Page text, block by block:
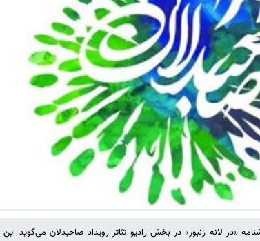
«در لانه زنبور» در بخش رادیو تئاتر رویداد صاحبدلان می‌گوید این